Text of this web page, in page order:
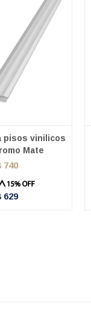
pisos vinilicos
Mate
740
629